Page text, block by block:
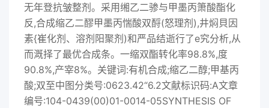
无年登抗皱整剂。采用缃乙二骖与甲墨丙箫酸酯化
反,合成缩乙二醪甲墨丙惴酸双酹(怒理剂),井焖貝因
素{崔化剂、溶剂阳聚剂)和严品结逝行了e究分析,从
而溉择了最优合成条。一缩双酯转化率98.8%,度
90.8%,产宰8%。关键词:有机合成;缩乙二醇;甲基丙
酸;双至中图分类号:0623.42“6.2文献标识码:A文章
编号:104-0439(00)01-0014-05SYNTHESIS OF